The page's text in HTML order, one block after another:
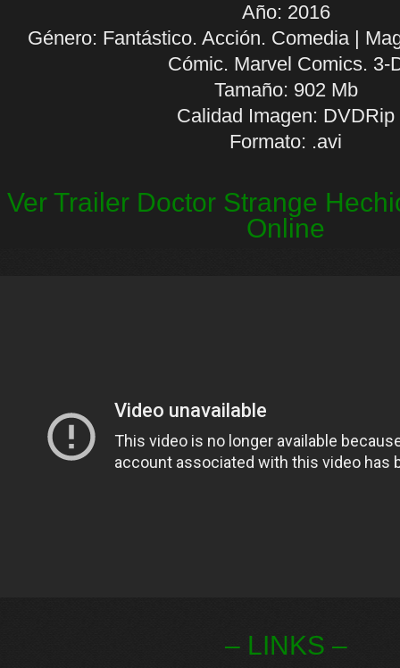
Año: 2016
Género: Fantástico. Acción. Comedia |
Cómic. Marvel Comics. 3-
Tamaño: 902 Mb
Calidad Imagen: DVDRip
Formato: .avi
Ver Trailer Doctor Strange
Online
– LINKS –